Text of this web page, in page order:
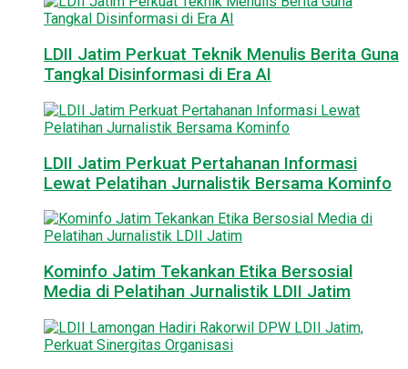
LDII Jatim Perkuat Teknik Menulis Berita Guna
Tangkal Disinformasi di Era AI
LDII Jatim Perkuat Pertahanan Informasi
Lewat Pelatihan Jurnalistik Bersama Kominfo
Kominfo Jatim Tekankan Etika Bersosial
Media di Pelatihan Jurnalistik LDII Jatim